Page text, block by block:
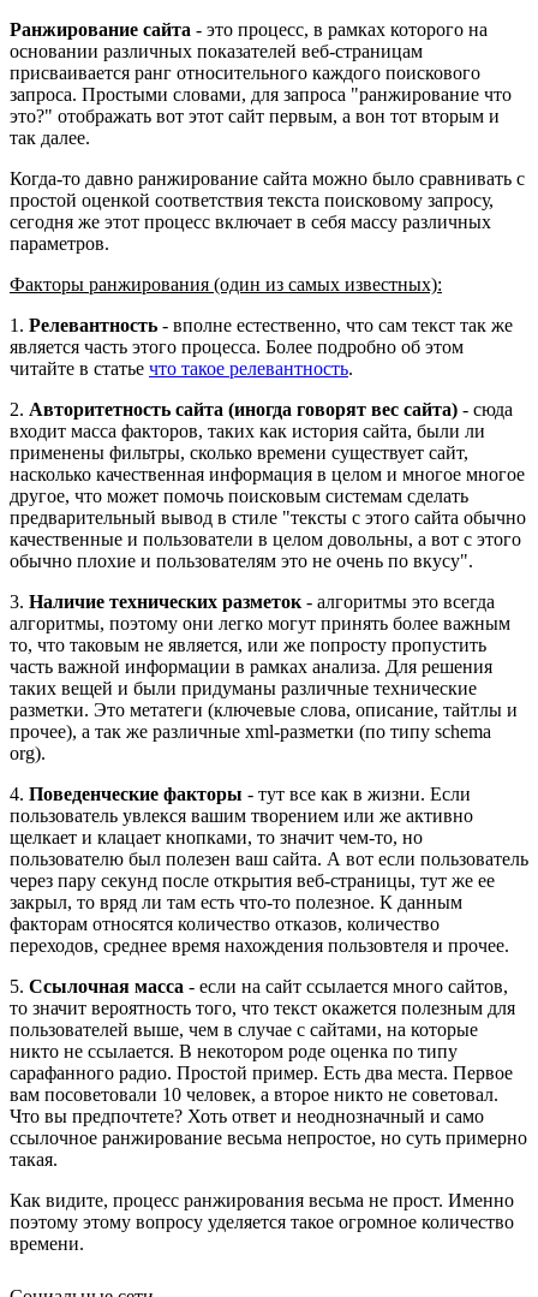
Ранжирование сайта - это процесс, в рамках которого на
основании различных показателей веб-страницам
присваивается ранг относительного каждого поискового
запроса. Простыми словами, для запроса "ранжирование что
это?" отображать вот этот сайт первым, а вон тот вторым и
так далее.
Когда-то давно ранжирование сайта можно было сравнивать с
простой оценкой соответствия текста поисковому запросу,
сегодня же этот процесс включает в себя массу различных
параметров.
Факторы ранжирования (один из самых известных):
1. Релевантность - вполне естественно, что сам текст так же
является часть этого процесса. Более подробно об этом
читайте в статье что такое релевантность.
2. Авторитетность сайта (иногда говорят вес сайта) - сюда
входит масса факторов, таких как история сайта, были ли
применены фильтры, сколько времени существует сайт,
насколько качественная информация в целом и многое многое
другое, что может помочь поисковым системам сделать
предварительный вывод в стиле "тексты с этого сайта обычно
качественные и пользователи в целом довольны, а вот с этого
обычно плохие и пользователям это не очень по вкусу".
3. Наличие технических разметок - алгоритмы это всегда
алгоритмы, поэтому они легко могут принять более важным
то, что таковым не является, или же попросту пропустить
часть важной информации в рамках анализа. Для решения
таких вещей и были придуманы различные технические
разметки. Это метатеги (ключевые слова, описание, тайтлы и
прочее), а так же различные xml-разметки (по типу schema
org).
4. Поведенческие факторы - тут все как в жизни. Если
пользователь увлекся вашим творением или же активно
щелкает и клацает кнопками, то значит чем-то, но
пользователю был полезен ваш сайта. А вот если пользователь
через пару секунд после открытия веб-страницы, тут же ее
закрыл, то вряд ли там есть что-то полезное. К данным
факторам относятся количество отказов, количество
переходов, среднее время нахождения пользовтеля и прочее.
5. Ссылочная масса - если на сайт ссылается много сайтов,
то значит вероятность того, что текст окажется полезным для
пользователей выше, чем в случае с сайтами, на которые
никто не ссылается. В некотором роде оценка по типу
сарафанного радио. Простой пример. Есть два места. Первое
вам посоветовали 10 человек, а второе никто не советовал.
Что вы предпочтете? Хоть ответ и неоднозначный и само
ссылочное ранжирование весьма непростое, но суть примерно
такая.
Как видите, процесс ранжирования весьма не прост. Именно
поэтому этому вопросу уделяется такое огромное количество
времени.